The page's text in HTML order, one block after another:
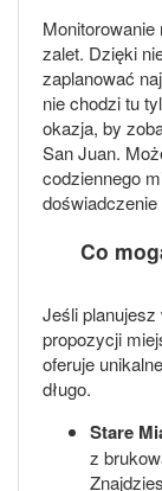
zalet. Dzięki
zaplanować
nie chodzi tu
okazja, by
San Juan.
codziennego
Co
Jeśli
propozycji
oferuje
długo.
Stare
z